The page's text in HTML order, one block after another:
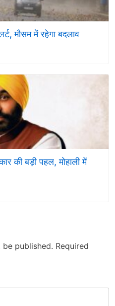
मौसम में रहेगा बदलाव
की बड़ी पहल, मोहाली में
published. Required